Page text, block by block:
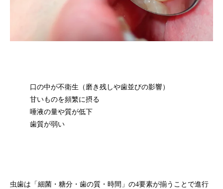
口の中が不衛生（磨き残しや歯並びの影響）
甘いものを頻繁に摂る
唾液の量や質が低下
歯質が弱い
虫歯は「細菌・糖分・歯の質・時間」の4要素が揃うことで進行